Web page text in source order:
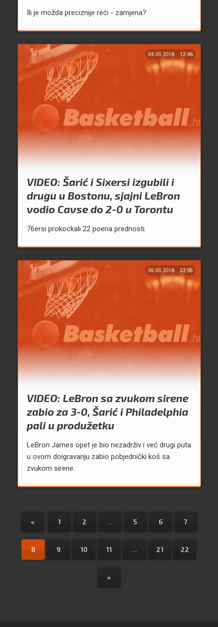
Ili je možda preciznije reći - zamjena?
04.05.2018. 12:46
VIDEO: Šarić i Sixersi izgubili i
drugu u Bostonu, sjajni LeBron
vodio Cavse do 2-0 u Torontu
76ersi prokockali 22 poena prednosti.
06.05.2018. 22:05
VIDEO: LeBron sa zvukom sirene
zabio za 3-0, Šarić i Philadelphia
pali u produžetku
LeBron James opet je bio nezadrživ i već drugi puta
u ovom doigravanju zabio pobjednički koš sa
zvukom sirene.
« 1 2 ... 5 6 7
8 9 10 11 ... 21 22
»